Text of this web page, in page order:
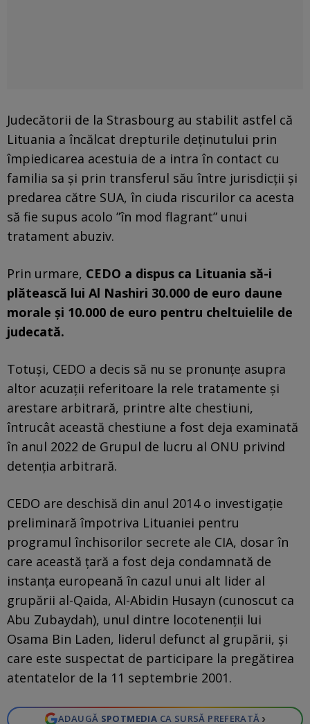
Judecătorii de la Strasbourg au stabilit astfel că
Lituania a încălcat drepturile deținutului prin
împiedicarea acestuia de a intra în contact cu
familia sa și prin transferul său între jurisdicții și
predarea către SUA, în ciuda riscurilor ca acesta
să fie supus acolo ”în mod flagrant” unui
tratament abuziv.
Prin urmare, CEDO a dispus ca Lituania să-i
plătească lui Al Nashiri 30.000 de euro daune
morale și 10.000 de euro pentru cheltuielile de
judecată.
Totuși, CEDO a decis să nu se pronunțe asupra
altor acuzații referitoare la rele tratamente și
arestare arbitrară, printre alte chestiuni,
întrucât această chestiune a fost deja examinată
în anul 2022 de Grupul de lucru al ONU privind
detenția arbitrară.
CEDO are deschisă din anul 2014 o investigație
preliminară împotriva Lituaniei pentru
programul închisorilor secrete ale CIA, dosar în
care această țară a fost deja condamnată de
instanța europeană în cazul unui alt lider al
grupării al-Qaida, Al-Abidin Husayn (cunoscut ca
Abu Zubaydah), unul dintre locotenenții lui
Osama Bin Laden, liderul defunct al grupării, și
care este suspectat de participare la pregătirea
atentatelor de la 11 septembrie 2001.
ADAUGĂ SPOTMEDIA CA SURSĂ PREFERATĂ ›